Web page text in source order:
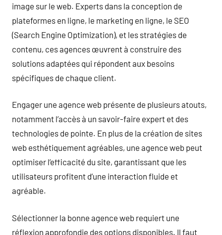
image sur le web. Experts dans la conception de
plateformes en ligne, le marketing en ligne, le SEO
(Search Engine Optimization), et les stratégies de
contenu, ces agences œuvrent à construire des
solutions adaptées qui répondent aux besoins
spécifiques de chaque client.
Engager une agence web présente de plusieurs atouts,
notamment l’accès à un savoir-faire expert et des
technologies de pointe. En plus de la création de sites
web esthétiquement agréables, une agence web peut
optimiser l’efficacité du site, garantissant que les
utilisateurs profitent d’une interaction fluide et
agréable.
Sélectionner la bonne agence web requiert une
réflexion approfondie des options disponibles. Il faut